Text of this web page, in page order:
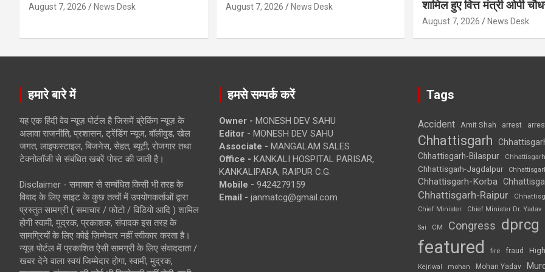
August 7, 2026 News Desk August 7, 2026 News Desk शामिल हुए वित्त मंत्री ओपी
August 7, 2026 News Desk
हमारे बारे में
यह एक हिंदी वेब न्यूज़ पोर्टल है जिसमें ब्रेकिंग न्यूज़ के
अलावा राजनीति, प्रशासन, ट्रेंडिंग न्यूज, बॉलीवुड, खेल
जगत, लाइफस्टाइल, बिजनेस, सेहत, ब्यूटी, रोजगार तथा
टेक्नोलॉजी से संबंधित खबरें पोस्ट की जाती है।
Disclaimer - समाचार से सम्बंधित किसी भी तरह के
विवाद के लिए साइट के कुछ तत्वों में उपयोगकर्ताओं द्वारा
प्रस्तुत सामग्री ( समाचार / फोटो / विडियो आदि ) शामिल
होगी स्वामी, मुद्रक, प्रकाशक, संपादक इस तरह के
सामग्रियों के लिए कोई ज़िम्मेदार नहीं स्वीकार करता है।
न्यूज़ पोर्टल में प्रकाशित ऐसी सामग्री के लिए संवाददाता /
खबर देने वाला स्वयं जिम्मेदार होगा, स्वामी, मुद्रक,
हमसे सम्पर्क करें
Owner - MONESH DEV SAHU
Editor - MONESH DEV SAHU
Associate - MANGALAM SALES
Office - KANKALI HOSPITAL PARISAR,
KANKALIPARA, RAIPUR C.G.
Mobile - 9424279159
Email - janmatcg@gmail.com
Tags
Accident Amit Shah arrest
Chhattisgarh
Chhattisgarh-Bilaspur
Chhattisgarh-Jagdalpur
Chhattisgarh-Korba
Chhattisgarh-Raipur
Chief Minister
Chief Minister Dr. Yadav
Sai CM Congress dprcg
featured fire fraud
Kejriwal mohan Mohan Yadav